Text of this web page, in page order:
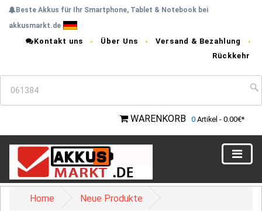
Beste Akkus für Ihr Smartphone, Tablet & Notebook bei
akkusmarkt.de
Kontakt uns Über Uns
Versand & Bezahlung
Rückkehr
WARENKORB 0 Artikel - 0.00€*
Home Neue Produkte